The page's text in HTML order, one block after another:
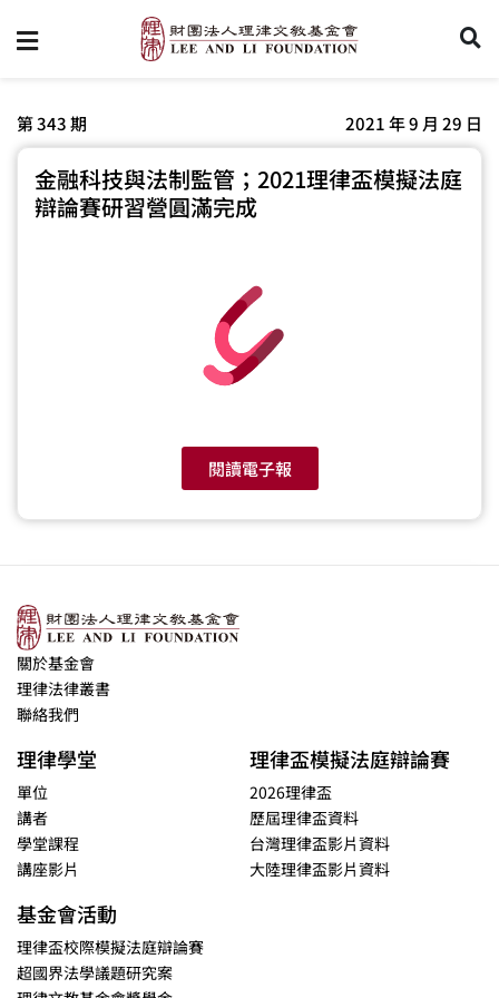
第 343 期 2021 年 9 月 29 日
金融科技與法制監管；2021理律盃模擬法庭
辯論賽研習營圓滿完成
閱讀電子報
關於基金會
理律法律叢書
聯絡我們
理律學堂
單位
講者
學堂課程
講座影片
理律盃模擬法庭辯論賽
2026理律盃
歷屆理律盃資料
台灣理律盃影片資料
大陸理律盃影片資料
基金會活動
理律盃校際模擬法庭辯論賽
超國界法學議題研究案